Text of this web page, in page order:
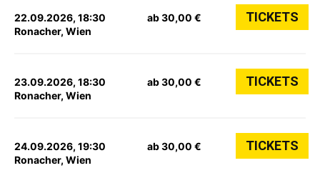
22.09.2026, 18:30
Ronacher, Wien
ab 30,00 € TICKETS
23.09.2026, 18:30
Ronacher, Wien
ab 30,00 € TICKETS
24.09.2026, 19:30
Ronacher, Wien
ab 30,00 € TICKETS